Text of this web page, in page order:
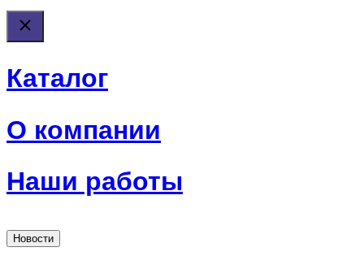
Каталог
О компании
Наши работы
Новости